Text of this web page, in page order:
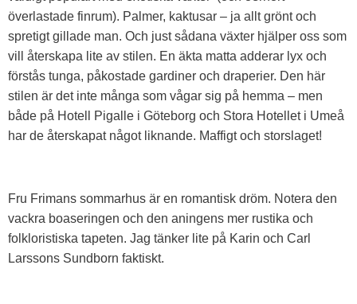
överlastade finrum). Palmer, kaktusar – ja allt grönt och
spretigt gillade man. Och just sådana växter hjälper oss som
vill återskapa lite av stilen. En äkta matta adderar lyx och
förstås tunga, påkostade gardiner och draperier. Den här
stilen är det inte många som vågar sig på hemma – men
både på Hotell Pigalle i Göteborg och Stora Hotellet i Umeå
har de återskapat något liknande. Maffigt och storslaget!
Fru Frimans sommarhus är en romantisk dröm. Notera den
vackra boaseringen och den aningens mer rustika och
folkloristiska tapeten. Jag tänker lite på Karin och Carl
Larssons Sundborn faktiskt.